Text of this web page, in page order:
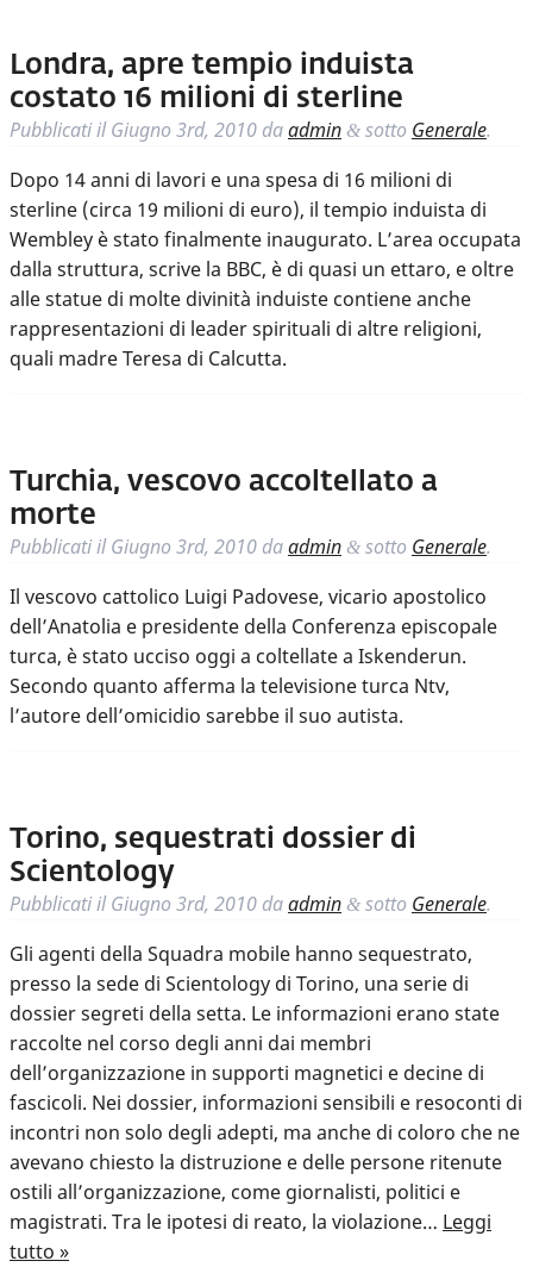
Londra, apre tempio induista
costato 16 milioni di sterline
Pubblicati ilGiugno 3rd, 2010 daadmin & sotto Generale.
Dopo 14 anni di lavori e una spesa di 16 milioni di
sterline (circa 19 milioni di euro), il tempio induista di
Wembley è stato finalmente inaugurato. L’area occupata
dalla struttura, scrive la BBC, è di quasi un ettaro, e oltre
alle statue di molte divinità induiste contiene anche
rappresentazioni di leader spirituali di altre religioni,
quali madre Teresa di Calcutta.
Turchia, vescovo accoltellato a
morte
Pubblicati ilGiugno 3rd, 2010 daadmin & sotto Generale.
Il vescovo cattolico Luigi Padovese, vicario apostolico
dell’Anatolia e presidente della Conferenza episcopale
turca, è stato ucciso oggi a coltellate a Iskenderun.
Secondo quanto afferma la televisione turca Ntv,
l’autore dell’omicidio sarebbe il suo autista.
Torino, sequestrati dossier di
Scientology
Pubblicati ilGiugno 3rd, 2010 daadmin & sotto Generale.
Gli agenti della Squadra mobile hanno sequestrato,
presso la sede di Scientology di Torino, una serie di
dossier segreti della setta. Le informazioni erano state
raccolte nel corso degli anni dai membri
dell’organizzazione in supporti magnetici e decine di
fascicoli. Nei dossier, informazioni sensibili e resoconti di
incontri non solo degli adepti, ma anche di coloro che ne
avevano chiesto la distruzione e delle persone ritenute
ostili all’organizzazione, come giornalisti, politici e
magistrati. Tra le ipotesi di reato, la violazione… Leggi
tutto »